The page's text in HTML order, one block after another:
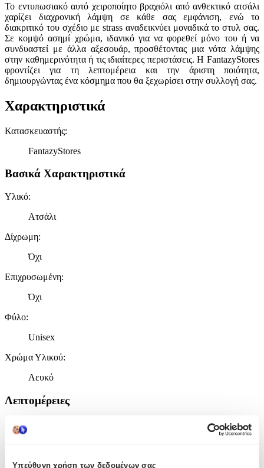
Υπεύθυνη χρήση των δεδομένων σας
Το εντυπωσιακό αυτό χειροποίητο βραχιόλι από ανθεκτικό ατσάλι
χαρίζει διαχρονική λάμψη σε κάθε σας εμφάνιση, ενώ το
διακριτικό του σχέδιο με strass αναδεικνύει μοναδικά το στυλ σας.
Σε κομψό ασημί χρώμα, ιδανικό για να φορεθεί μόνο του ή να
συνδυαστεί με άλλα αξεσουάρ, προσθέτοντας μια νότα λάμψης
στην καθημερινότητα ή τις ιδιαίτερες περιστάσεις. Η FantazyStores
φροντίζει για τη λεπτομέρεια και την άριστη ποιότητα,
δημιουργώντας ένα κόσμημα που θα ξεχωρίσει στην συλλογή σας.
Χαρακτηριστικά
Κατασκευαστής:
FantazyStores
Βασικά Χαρακτηριστικά
Υλικό:
Ατσάλι
Δίχρωμη:
Όχι
Επιχρυσωμένη:
Όχι
Φύλο:
Unisex
Χρώμα Υλικού:
Λευκό
Λεπτομέρειες
Τύπος
Χειρός